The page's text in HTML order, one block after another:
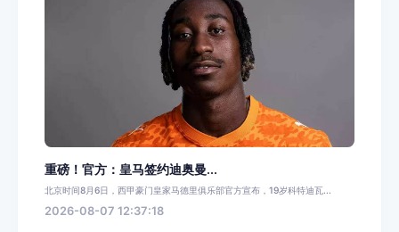
重磅！官方：皇马签约迪奥曼...
北京时间8月6日，西甲豪门皇家马德里俱乐部官方宣布，19岁科特迪瓦...
2026-08-07 12:37:18